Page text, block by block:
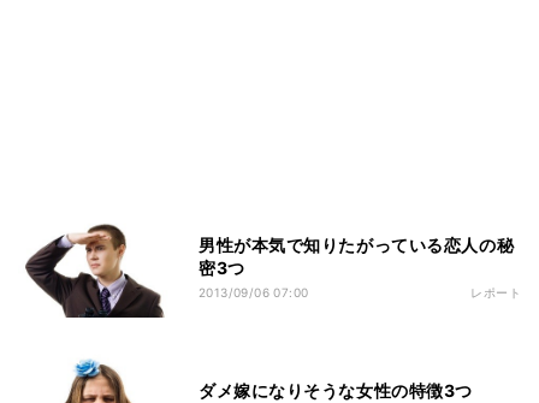
男性が本気で知りたがっている恋人の秘
密3つ
2013/09/06 07:00 レポート
ダメ嫁になりそうな女性の特徴3つ